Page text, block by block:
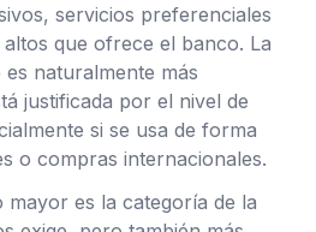
servicios preferenciales
que ofrece el banco. La
naturalmente más
justificada por el nivel de
si se usa de forma
o compras internacionales.
mayor es la categoría de la